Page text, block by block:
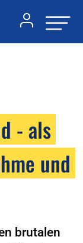
- als
und
brutalen